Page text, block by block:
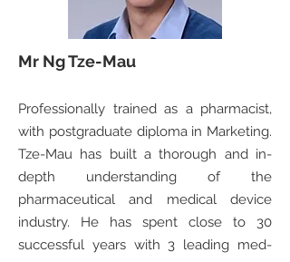
Mr Ng Tze-Mau
Professionally trained as a pharmacist,
with postgraduate diploma in Marketing.
Tze-Mau has built a thorough and in-
depth understanding of the
pharmaceutical and medical device
industry. He has spent close to 30
successful years with 3 leading med-